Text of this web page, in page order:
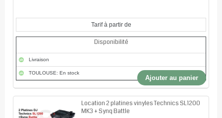
Tarif à partir de
Disponibilité
Livraison
TOULOUSE: En stock
Ajouter au panier
Location 2 platines vinyles Technics SL1200
MK3 + Synq Battle